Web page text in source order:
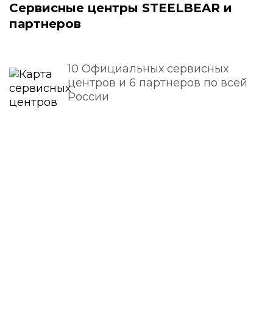
Сервисные центры STEELBEAR и
партнеров
10 Официальных сервисных
центров и 6 партнеров по всей
России